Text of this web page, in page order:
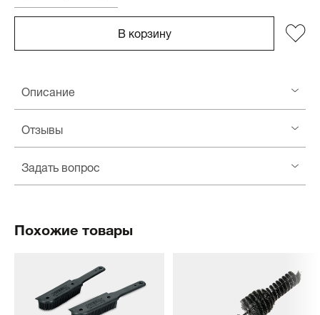
В корзину
Описание
Отзывы
Задать вопрос
Похожие товары